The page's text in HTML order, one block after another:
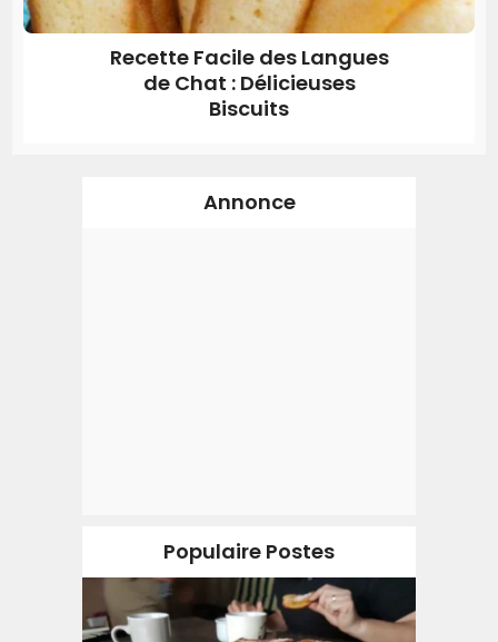
Recette Facile des Langues
de Chat : Délicieuses
Biscuits
Annonce
Populaire Postes